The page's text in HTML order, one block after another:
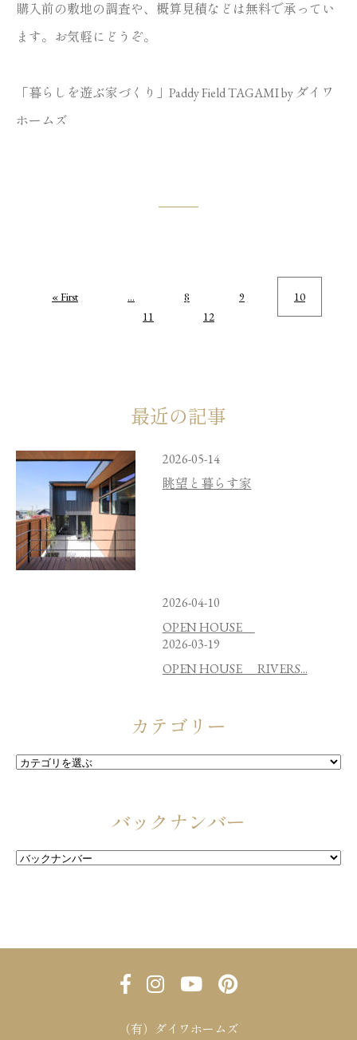
購入前の敷地の調査や、概算見積などは無料で承ってい
ます。お気軽にどうぞ。
「暮らしを遊ぶ家づくり」Paddy Field TAGAMI by ダイワ
ホームズ
« First ... 8 9
10
11
12
最近の記事
2026-05-14
眺望と暮らす家
2026-04-10
OPEN HOUSE
2026-03-19
OPEN HOUSE RIVERS...
カテゴリー
バックナンバー
（有）ダイワホームズ